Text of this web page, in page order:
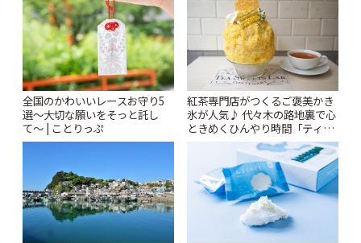
全国のかわいいレースお守り5
選〜大切な願いをそっと託し
て〜 | ことりっぷ
紅茶専門店がつくるご褒美かき
氷が人気♪ 代々木の路地裏で心
ときめくひんやり時間「ティー
スイーツ ラボ コンテナート」 |
ことりっぷ